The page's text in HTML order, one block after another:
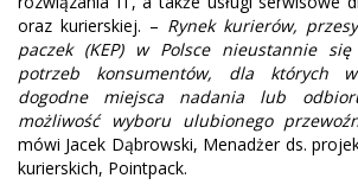
oraz kurierskiej. – Rynek kurierów,
paczek (KEP) w Polsce nieustannie się
potrzeb konsumentów, dla których
dogodne miejsca nadania lub
możliwość wyboru ulubionego
mówi Jacek Dąbrowski, Menadżer ds.
kurierskich, Pointpack.